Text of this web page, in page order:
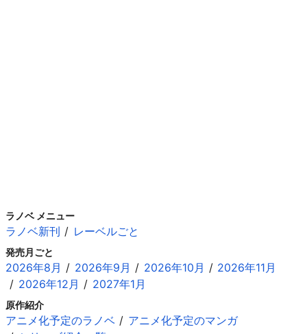
ラノベ メニュー
ラノベ新刊 レーベルごと
発売月ごと
2026年8月 2026年9月 2026年10月
2026年11月
2026年12月
2027年1月
原作紹介
アニメ化予定のラノベ
アニメ化予定のマンガ